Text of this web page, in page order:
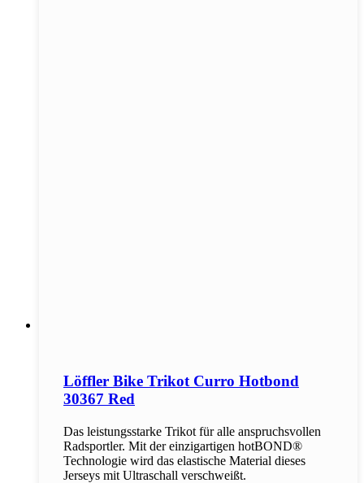
Löffler Bike Trikot Curro Hotbond
30367 Red
Das leistungsstarke Trikot für alle anspruchsvollen
Radsportler. Mit der einzigartigen hotBOND®
Technologie wird das elastische Material dieses
Jerseys mit Ultraschall verschweißt.